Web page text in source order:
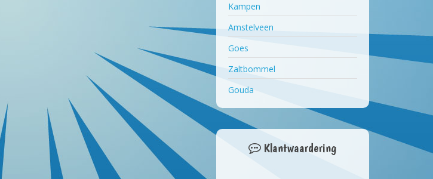
Kampen
Amstelveen
Goes
Zaltbommel
Gouda
Klantwaardering